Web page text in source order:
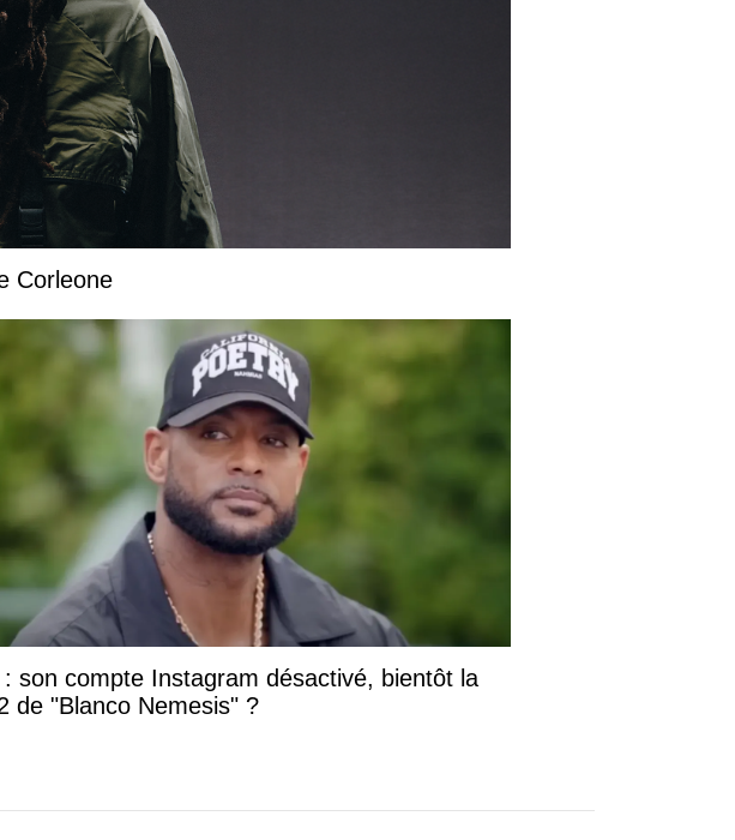
Corleone
: son compte Instagram désactivé, bientôt la
de "Blanco Nemesis" ?